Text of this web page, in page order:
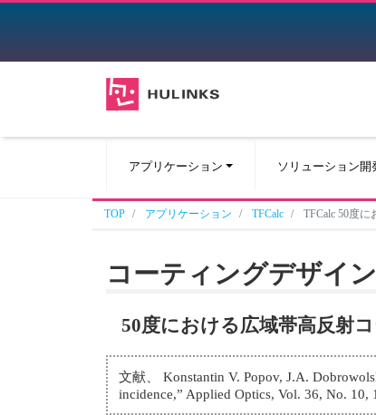
アプリケーション ソリューション開
TOP アプリケーション TFCalc TFCalc 50度
コーティングデザイン
50度における広域帯高反射
文献、 Konstantin V. Popov, J.A.
incidence,” Applied Optics, Vol. 36, No.